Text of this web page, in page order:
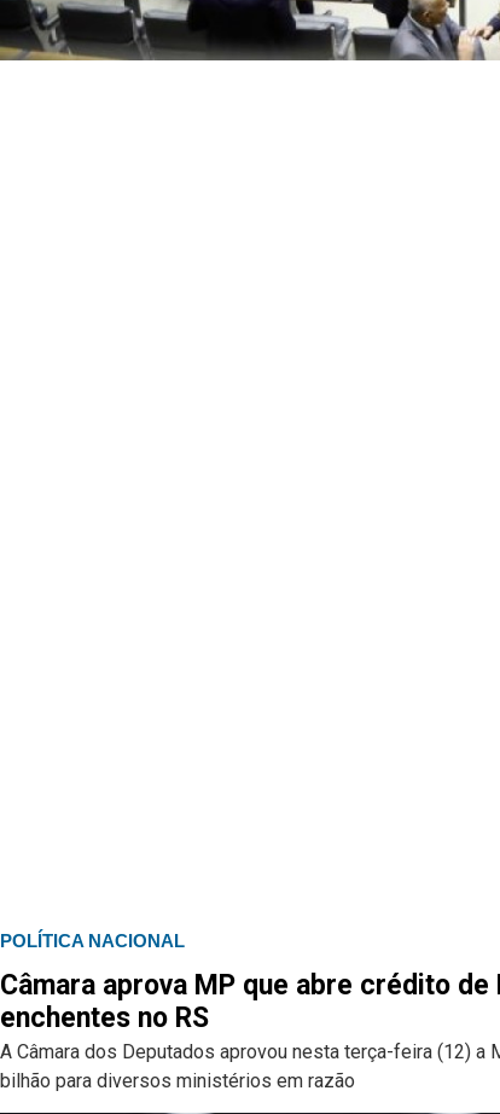
POLÍTICA NACIONAL
Câmara aprova MP que abre crédito
enchentes no RS
A Câmara dos Deputados aprovou nesta terça-feira (12)
bilhão para diversos ministérios em razão